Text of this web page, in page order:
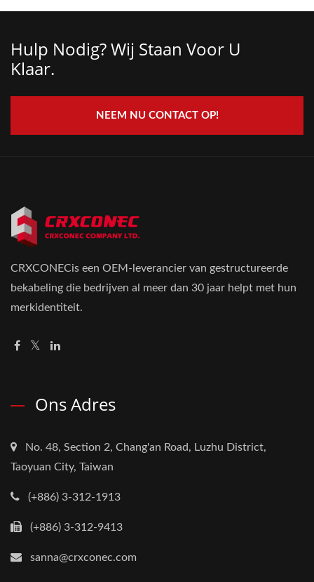
Hulp Nodig? Wij Staan ​​voor U
Klaar.
NEEM NU CONTACT OP!
CRXCONECis een OEM-leverancier van gestructureerde
bekabeling die bedrijven al meer dan 30 jaar helpt met hun
merkidentiteit.
Ons Adres
No. 48, Section 2, Chang'an Road, Luzhu District,
Taoyuan City, Taiwan
(+886) 3-312-1913
(+886) 3-312-9413
sanna@crxconec.com